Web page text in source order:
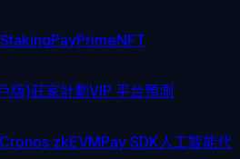
PayPrimeNFT
版)莊家計劃VIP 平台預測
Cronos zkEVMPay SDK人工智能代